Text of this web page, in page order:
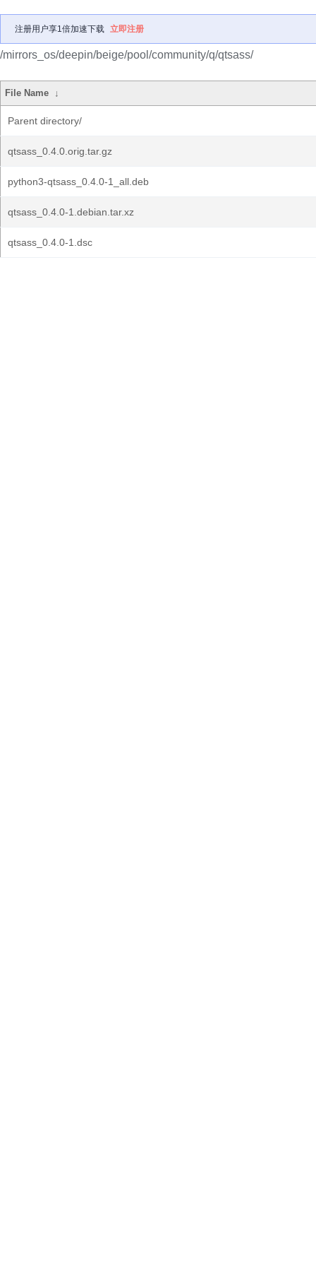
注册用户享1倍加速下载 立即注册
/mirrors_os/deepin/beige/pool/community/q/qtsass/
File Name ↓
Parent directory/
qtsass_0.4.0.orig.tar.gz
python3-qtsass_0.4.0-1_all.deb
qtsass_0.4.0-1.debian.tar.xz
qtsass_0.4.0-1.dsc